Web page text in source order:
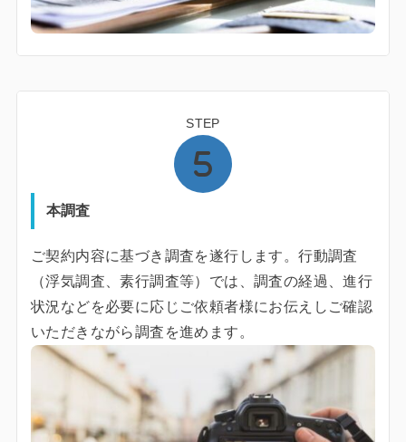
STEP
本調査
ご契約内容に基づき調査を遂行します。行動調査
（浮気調査、素行調査等）では、調査の経過、進行
状況などを必要に応じご依頼者様にお伝えしご確認
いただきながら調査を進めます。